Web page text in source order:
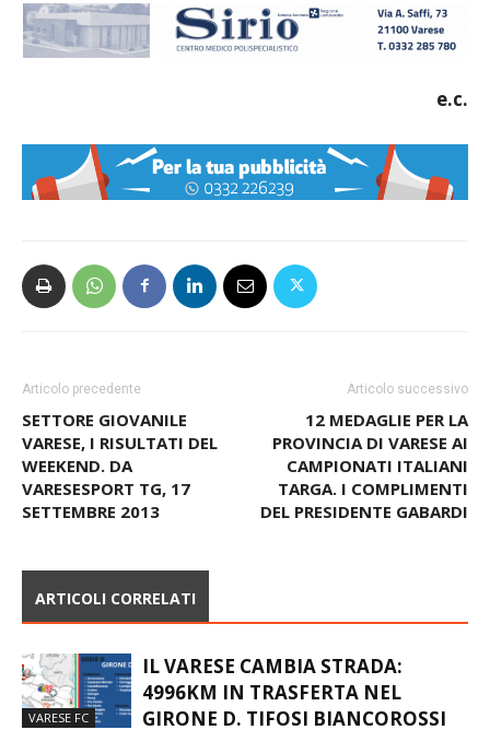
e.c.
Articolo precedente
SETTORE GIOVANILE
VARESE, I RISULTATI DEL
WEEKEND. DA
VARESESPORT TG, 17
SETTEMBRE 2013
Articolo successivo
12 MEDAGLIE PER LA
PROVINCIA DI VARESE AI
CAMPIONATI ITALIANI
TARGA. I COMPLIMENTI
DEL PRESIDENTE GABARDI
ARTICOLI CORRELATI
VARESE FC
IL VARESE CAMBIA STRADA:
4996KM IN TRASFERTA NEL
GIRONE D. TIFOSI BIANCOROSSI